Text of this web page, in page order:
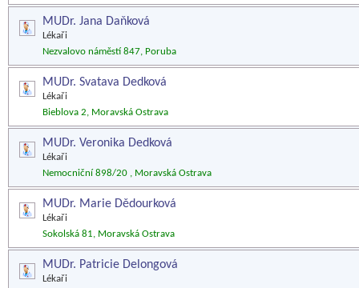
MUDr. Jana Daňková
Lékaři
Nezvalovo náměstí 847, Poruba
MUDr. Svatava Dedková
Lékaři
Bieblova 2, Moravská Ostrava
MUDr. Veronika Dedková
Lékaři
Nemocniční 898/20 , Moravská Ostrava
MUDr. Marie Dědourková
Lékaři
Sokolská 81, Moravská Ostrava
MUDr. Patricie Delongová
Lékaři